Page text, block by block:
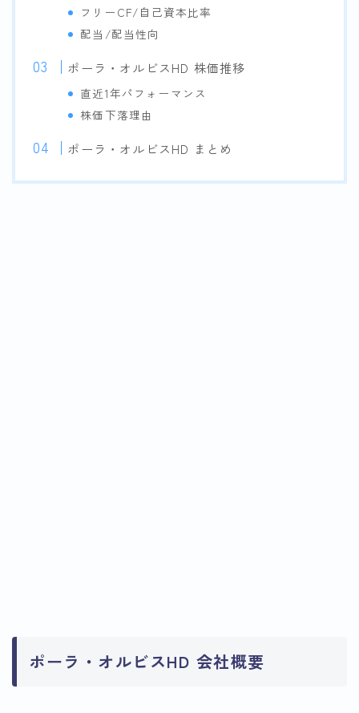
フリーCF/自己資本比率
配当/配当性向
ポーラ・オルビスHD 株価推移
直近1年パフォーマンス
株価下落理由
ポーラ・オルビスHD まとめ
ポーラ・オルビスHD 会社概要